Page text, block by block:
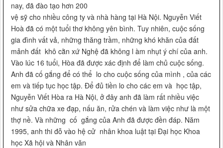
nay, đã đào tạo hơn 200
vệ sỹ cho nhiều công ty và nhà hàng tại Hà Nội. Nguyễn Viết
Hoà đã có một tuổi thơ không yên bình. Tuy nhiên, cuộc sống
gia đình vất vả, những thăng trầm, những khó khăn của đất
mảnh đất khô cằn xứ Nghệ đã không l àm nhụt ý chí của anh.
Vào lúc 16 tuổi, Hòa đã được xác định để làm chủ cuộc sống.
Anh đã cố gắng để có thể lo cho cuộc sống của mình , của các
em và tiếp tục học tập. Để đủ tiền lo cho các em và học tập,
Nguyễn Viết Hòa ra Hà Nội, ở đây anh đã làm rất nhiều việc
như sửa chữa xe đạp, nấu ăn, rửa chén và làm việc như là một
thợ nề. Và những cố gắng của Anh đã được đền đáp. Năm
1995, anh thi đỗ vào hệ cử nhân khoa luật tại Đại học Khoa
học Xã hội và Nhân văn